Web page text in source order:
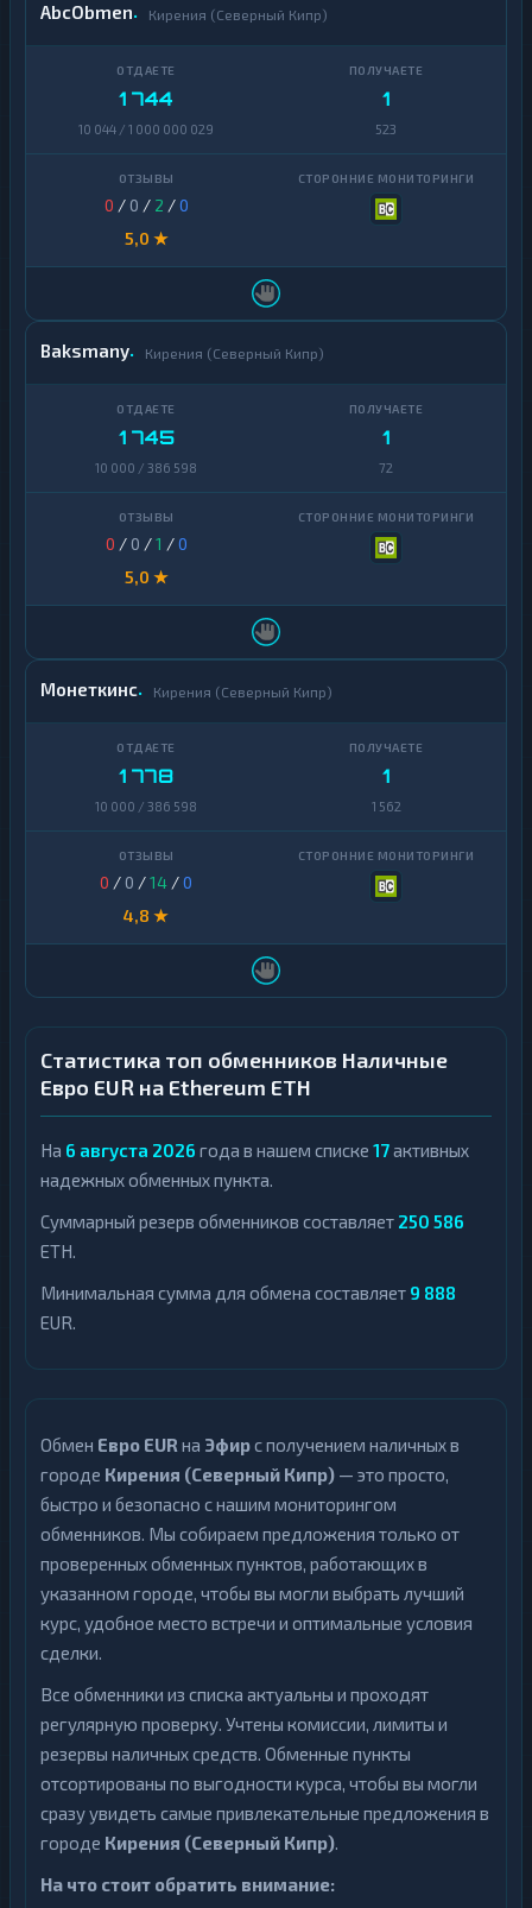
AbcObmen Кирения (Северный Кипр)
1 744
10 044 / 1 000 000 029
1
523
0 / 0 / 2 /0
5,0 ★
Baksmany Кирения (Северный Кипр)
1 745
10 000 / 386 598
1
72
0 / 0 /1 /0
5,0 ★
Монеткинс Кирения (Северный Кипр)
1 778
10 000 / 386 598
1
1 562
0 / 0 /14 /0
4,8 ★
Статистика топ обменников Наличные
Евро EUR на Ethereum ETH
На 6 августа 2026 года в нашем списке 17активных
надежных обменных пункта.
Суммарный резерв обменников составляет 250 586
ETH.
Минимальная сумма для обмена составляет 9 888
EUR.
Обмен Евро EUR на Эфирс получением наличных в
городе Кирения (Северный Кипр) — это просто,
быстро и безопасно с нашим мониторингом
обменников. Мы собираем предложения только от
проверенных обменных пунктов, работающих в
указанном городе, чтобы вы могли выбрать лучший
курс, удобное место встречи и оптимальные условия
сделки.
Все обменники из списка актуальны и проходят
регулярную проверку. Учтены комиссии, лимиты и
резервы наличных средств. Обменные пункты
отсортированы по выгодности курса, чтобы вы могли
сразу увидеть самые привлекательные предложения в
городе Кирения (Северный Кипр).
На что стоит обратить внимание: